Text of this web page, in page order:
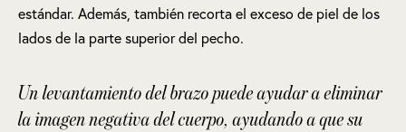
estándar. Además, también recorta el exceso de piel de los
lados de la parte superior del pecho.
Un levantamiento del brazo puede ayudar a eliminar
la imagen negativa del cuerpo, ayudando a que su